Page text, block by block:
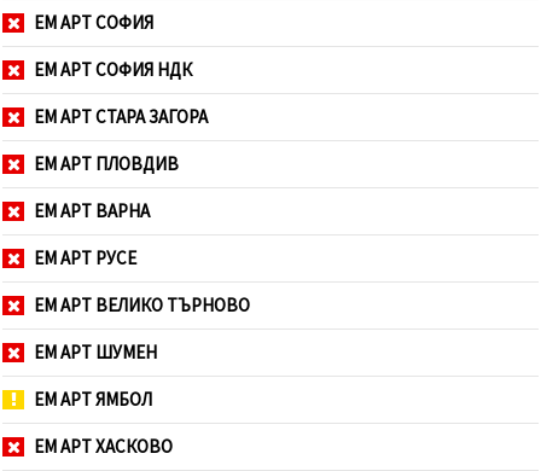
ЕМ АРТ СОФИЯ
ЕМ АРТ СОФИЯ НДК
ЕМ АРТ СТАРА ЗАГОРА
ЕМ АРТ ПЛОВДИВ
ЕМ АРТ ВАРНА
ЕМ АРТ РУСЕ
ЕМ АРТ ВЕЛИКО ТЪРНОВО
ЕМ АРТ ШУМЕН
ЕМ АРТ ЯМБОЛ
ЕМ АРТ ХАСКОВО